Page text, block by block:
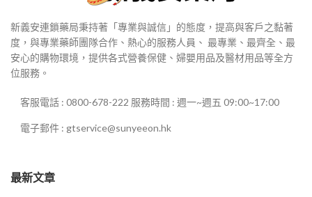
新義安連鎖藥局秉持著「專業與誠信」的態度，提高與客戶之黏著
度，與專業藥師團隊合作、熱心的服務人員、 最專業、最齊全、最
安心的購物環境，提供各式營養保健、婦嬰用品及醫材用品等全方
位服務。
客服電話 : 0800-678-222 服務時間 : 週一~週五 09:00~17:00
電子郵件 : gtservice@sunyeeon.hk
最新文章